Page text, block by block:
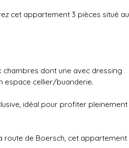
cet appartement 3 pièces situé au
chambres dont une avec dressing
espace cellier/buanderie.
idéal pour profiter pleinement
route de Boersch, cet appartement